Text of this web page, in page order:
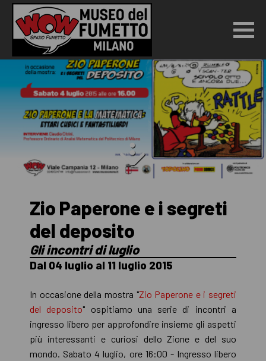
Zio Paperone e i segreti
del deposito
Gli incontri di luglio
Dal 04 luglio al 11 luglio 2015
In occasione della mostra "Zio Paperone e i segreti
del deposito" ospitiamo una serie di incontri a
ingresso libero per approfondire insieme gli aspetti
più interessanti e curiosi dello Zione e del suo
mondo. Sabato 4 luglio, ore 16:00 - Ingresso libero